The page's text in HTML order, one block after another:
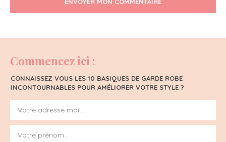
ENVOYER MON COMMENTAIRE
Commencez ici :
CONNAISSEZ VOUS LES 10 BASIQUES DE GARDE ROBE
INCONTOURNABLES POUR AMÉLIORER VOTRE STYLE ?